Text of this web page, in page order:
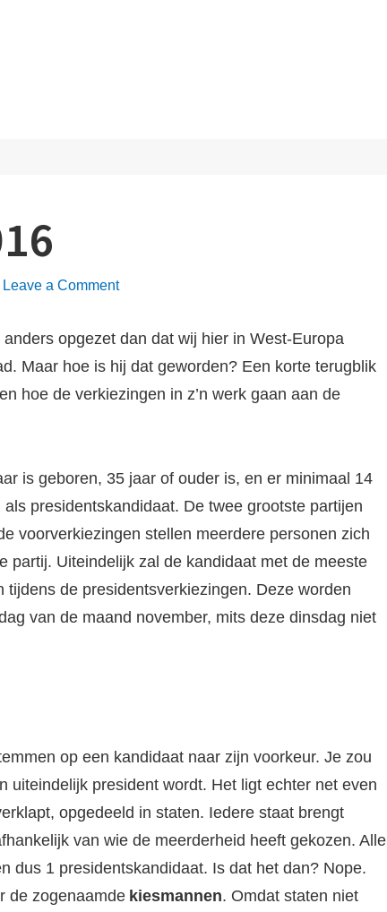
Leave a Commenton
day
2016
opgezet dan dat wij hier in West-Europa
Maar hoe is hij dat geworden? Een korte terugblik
hoe de verkiezingen in z’n werk gaan aan de
is geboren, 35 jaar of ouder is, en er minimaal 14
presidentskandidaat. De twee grootste partijen
voorverkiezingen stellen meerdere personen zich
partij. Uiteindelijk zal de kandidaat met de meeste
de presidentsverkiezingen. Deze worden
van de maand november, mits deze dinsdag niet
op een kandidaat naar zijn voorkeur. Je zou
uiteindelijk president wordt. Het ligt echter net even
opgedeeld in staten. Iedere staat brengt
van wie de meerderheid heeft gekozen. Alle
dus 1 presidentskandidaat. Is dat het dan? Nope.
de zogenaamde kiesmannen. Omdat staten niet